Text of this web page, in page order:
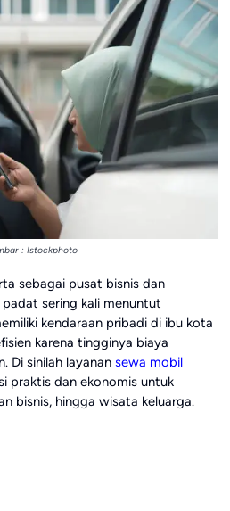
: Istockphoto
sebagai pusat bisnis dan
sering kali menuntut
kendaraan pribadi di ibu kota
karena tingginya biaya
Di sinilah layanan sewa mobil
praktis dan ekonomis untuk
bisnis, hingga wisata keluarga.